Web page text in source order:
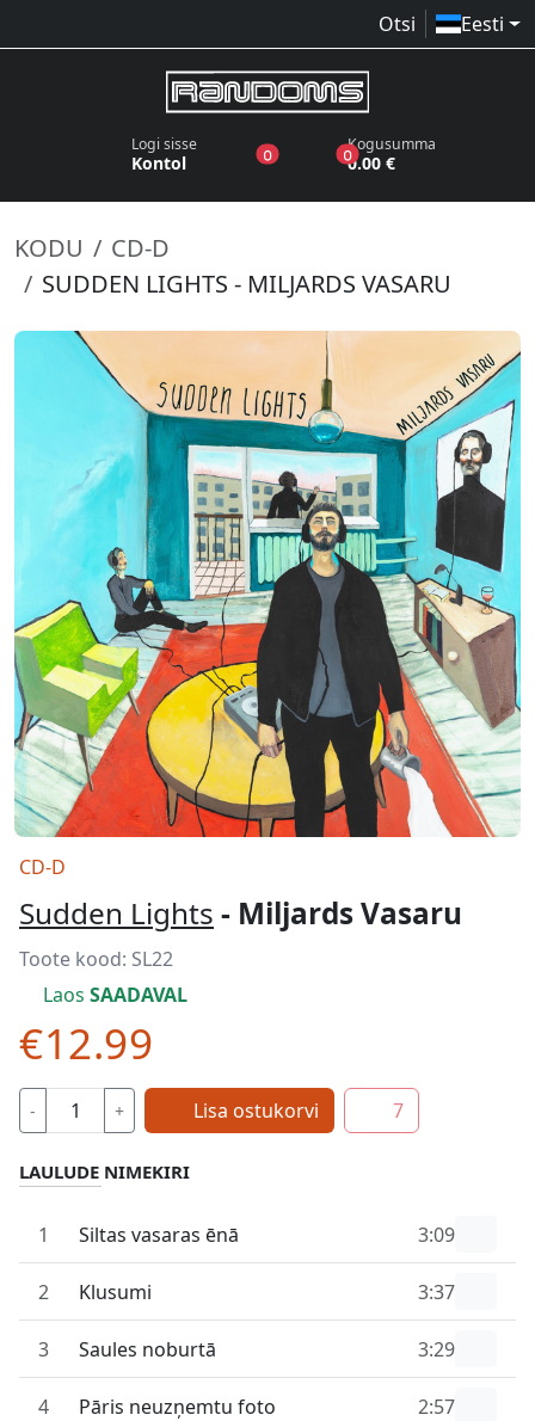
Otsi Eesti
Logi sisse
Kontol 0toodet sooviloendis
0toodet ostukorvis
Kogusumma
0.00 €
KODU
CD-D
SUDDEN LIGHTS - MILJARDS VASARU
CD-D
Sudden Lights - Miljards Vasaru
Toote kood: SL22
Laos SAADAVAL
€12.99
- + Lisa ostukorvi 7
LAULUDE NIMEKIRI
1 Siltas vasaras ēnā 3:09
2 Klusumi 3:37
3 Saules noburtā 3:29
4 Pāris neuzņemtu foto 2:57